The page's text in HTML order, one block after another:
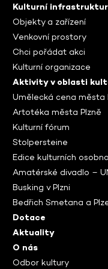
Kulturní
Objekty a zařízení
Venkovní prostory
Chci pořádat akci
Kulturní organizace
Aktivity v oblasti
Umělecká cena města
Artotéka města Plzně
Kulturní fórum
Stolpersteine
Edice kulturních
Amatérské divadlo –
Busking v Plzni
Bedřich Smetana a
Dotace
Aktuality
O nás
Odbor kultury